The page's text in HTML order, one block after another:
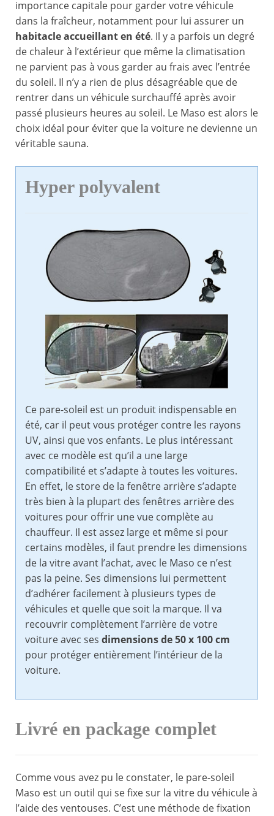
importance capitale pour garder votre véhicule
dans la fraîcheur, notamment pour lui assurer un
habitacle accueillant en été. Il y a parfois un degré
de chaleur à l’extérieur que même la climatisation
ne parvient pas à vous garder au frais avec l’entrée
du soleil. Il n’y a rien de plus désagréable que de
rentrer dans un véhicule surchauffé après avoir
passé plusieurs heures au soleil. Le Maso est alors le
choix idéal pour éviter que la voiture ne devienne un
véritable sauna.
Hyper polyvalent
Ce pare-soleil est un produit indispensable en
été, car il peut vous protéger contre les rayons
UV, ainsi que vos enfants. Le plus intéressant
avec ce modèle est qu’il a une large
compatibilité et s’adapte à toutes les voitures.
En effet, le store de la fenêtre arrière s’adapte
très bien à la plupart des fenêtres arrière des
voitures pour offrir une vue complète au
chauffeur. Il est assez large et même si pour
certains modèles, il faut prendre les dimensions
de la vitre avant l’achat, avec le Maso ce n’est
pas la peine. Ses dimensions lui permettent
d’adhérer facilement à plusieurs types de
véhicules et quelle que soit la marque. Il va
recouvrir complètement l’arrière de votre
voiture avec ses dimensions de 50 x 100 cm
pour protéger entièrement l’intérieur de la
voiture.
Livré en package complet
Comme vous avez pu le constater, le pare-soleil
Maso est un outil qui se fixe sur la vitre du véhicule à
l’aide des ventouses. C’est une méthode de fixation